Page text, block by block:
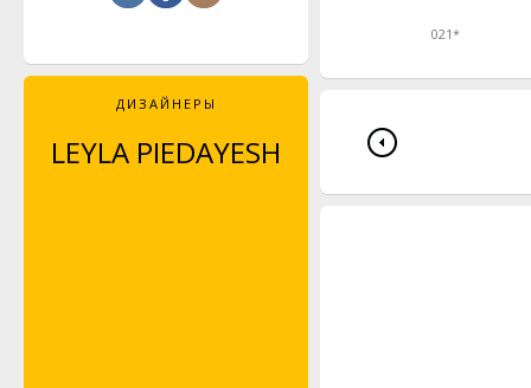
ДИЗАЙНЕРЫ
LEYLA PIEDAYESH
MAJA CELINÉ
PROBST
021*